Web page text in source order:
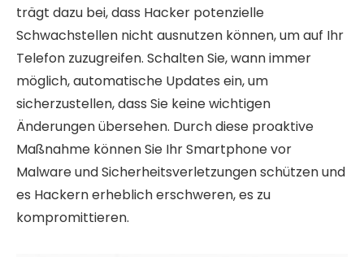
trägt dazu bei, dass Hacker potenzielle
Schwachstellen nicht ausnutzen können, um auf Ihr
Telefon zuzugreifen. Schalten Sie, wann immer
möglich, automatische Updates ein, um
sicherzustellen, dass Sie keine wichtigen
Änderungen übersehen. Durch diese proaktive
Maßnahme können Sie Ihr Smartphone vor
Malware und Sicherheitsverletzungen schützen und
es Hackern erheblich erschweren, es zu
kompromittieren.